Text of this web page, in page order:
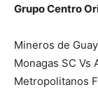
Grupo Centro
Mineros de
Monagas SC Vs
Metropolitanos